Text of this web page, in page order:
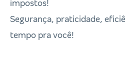
impostos!
Segurança, praticidade,
tempo pra você!